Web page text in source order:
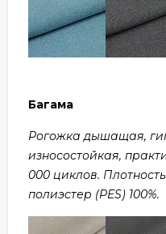
Багама
Рогожка дышащая,
износостойкая,
000 циклов.
полиэстер (PES) 100%.